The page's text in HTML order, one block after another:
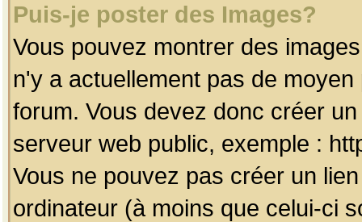
Puis-je poster des Images?
Vous pouvez montrer des
n'y a actuellement pas de
forum. Vous devez donc créer
serveur web public, exemple :
Vous ne pouvez pas créer un
ordinateur (à moins que celui-ci